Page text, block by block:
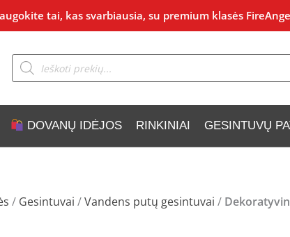
tai, kas svarbiausia, su premium klasės
Products
search
DOVANŲ IDĖJOS RINKINIAI GESINTUVŲ
/ Gesintuvai /Vandens putų gesintuvai /